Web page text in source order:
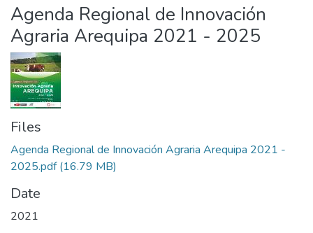
Agenda Regional de Innovación
Agraria Arequipa 2021 - 2025
Files
Agenda Regional de Innovación Agraria Arequipa 2021 -
2025.pdf(16.79 MB)
Date
2021